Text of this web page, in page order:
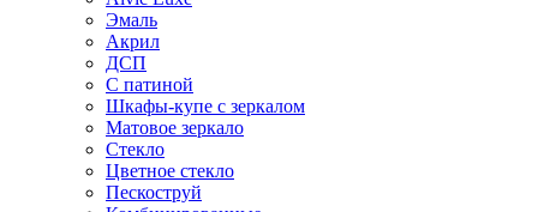
Эмаль
Акрил
ДСП
С патиной
Шкафы-купе с зеркалом
Матовое зеркало
Стекло
Цветное стекло
Пескоструй